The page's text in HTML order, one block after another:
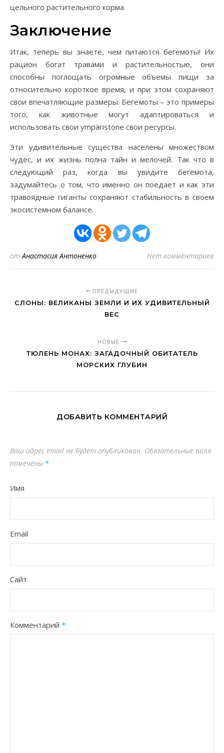
цельного растительного корма.
Заключение
Итак, теперь вы знаете, чем питаются бегемоты! Их
рацион богат травами и растительностью, они
способны поглощать огромные объемы пищи за
относительно короткое время, и при этом сохраняют
свои впечатляющие размеры. Бегемоты – это примеры
того, как животные могут адаптироваться и
использовать свои ympäristöne свои ресурсы.
Эти удивительные существа населены множеством
чудес, и их жизнь полна тайн и мелочей. Так что в
следующий раз, когда вы увидите бегемота,
задумайтесь о том, что именно он поедает и как эти
травоядные гиганты сохраняют стабильность в своем
экосистемном балансе.
отАнастасия Антоненко Нет комментариев
ПРЕДЫДУЩИЕ
СЛОНЫ: ВЕЛИКАНЫ ЗЕМЛИ И ИХ УДИВИТЕЛЬНЫЙ
ВЕС
НОВЫЕ
ТЮЛЕНЬ МОНАХ: ЗАГАДОЧНЫЙ ОБИТАТЕЛЬ
МОРСКИХ ГЛУБИН
ДОБАВИТЬ КОММЕНТАРИЙ
Ваш адрес email не будет опубликован. Обязательные поля
помечены *
Имя
Email
Сайт
Комментарий *